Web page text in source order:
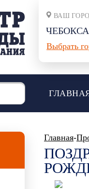
ВАШ
Выбрать
Главная-